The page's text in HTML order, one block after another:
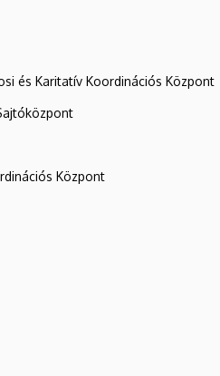
és Karitatív Koordinációs Központ
Központ